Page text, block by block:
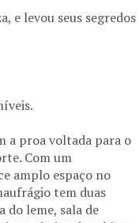
e levou seus segredos
a proa voltada para o
Com um
amplo espaço no
tem duas
do leme, sala de